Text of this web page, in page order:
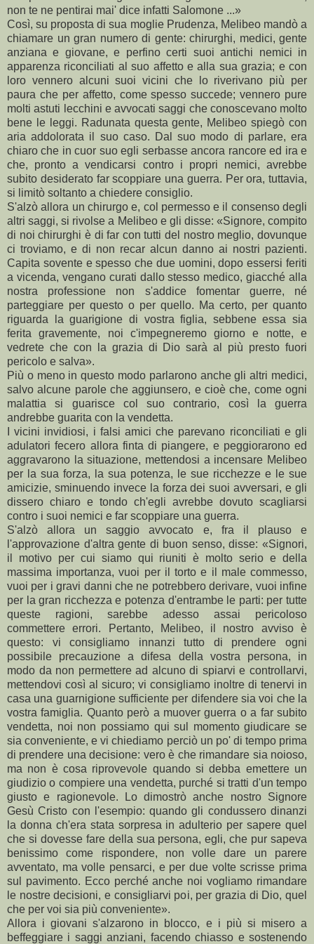
non te ne pentirai mai' dice infatti Salomone ...»
Così, su proposta di sua moglie Prudenza, Melibeo mandò a
chiamare un gran numero di gente: chirurghi, medici, gente
anziana e giovane, e perfino certi suoi antichi nemici in
apparenza riconciliati al suo affetto e alla sua grazia; e con
loro vennero alcuni suoi vicini che lo riverivano più per
paura che per affetto, come spesso succede; vennero pure
molti astuti lecchini e avvocati saggi che conoscevano molto
bene le leggi. Radunata questa gente, Melibeo spiegò con
aria addolorata il suo caso. Dal suo modo di parlare, era
chiaro che in cuor suo egli serbasse ancora rancore ed ira e
che, pronto a vendicarsi contro i propri nemici, avrebbe
subito desiderato far scoppiare una guerra. Per ora, tuttavia,
si limitò soltanto a chiedere consiglio.
S'alzò allora un chirurgo e, col permesso e il consenso degli
altri saggi, si rivolse a Melibeo e gli disse: «Signore, compito
di noi chirurghi è di far con tutti del nostro meglio, dovunque
ci troviamo, e di non recar alcun danno ai nostri pazienti.
Capita sovente e spesso che due uomini, dopo essersi feriti
a vicenda, vengano curati dallo stesso medico, giacché alla
nostra professione non s'addice fomentar guerre, né
parteggiare per questo o per quello. Ma certo, per quanto
riguarda la guarigione di vostra figlia, sebbene essa sia
ferita gravemente, noi c'impegneremo giorno e notte, e
vedrete che con la grazia di Dio sarà al più presto fuori
pericolo e salva».
Più o meno in questo modo parlarono anche gli altri medici,
salvo alcune parole che aggiunsero, e cioè che, come ogni
malattia si guarisce col suo contrario, così la guerra
andrebbe guarita con la vendetta.
I vicini invidiosi, i falsi amici che parevano riconciliati e gli
adulatori fecero allora finta di piangere, e peggiorarono ed
aggravarono la situazione, mettendosi a incensare Melibeo
per la sua forza, la sua potenza, le sue ricchezze e le sue
amicizie, sminuendo invece la forza dei suoi avversari, e gli
dissero chiaro e tondo ch'egli avrebbe dovuto scagliarsi
contro i suoi nemici e far scoppiare una guerra.
S'alzò allora un saggio avvocato e, fra il plauso e
l'approvazione d'altra gente di buon senso, disse: «Signori,
il motivo per cui siamo qui riuniti è molto serio e della
massima importanza, vuoi per il torto e il male commesso,
vuoi per i gravi danni che ne potrebbero derivare, vuoi infine
per la gran ricchezza e potenza d'entrambe le parti: per tutte
queste ragioni, sarebbe adesso assai pericoloso
commettere errori. Pertanto, Melibeo, il nostro avviso è
questo: vi consigliamo innanzi tutto di prendere ogni
possibile precauzione a difesa della vostra persona, in
modo da non permettere ad alcuno di spiarvi e controllarvi,
mettendovi così al sicuro; vi consigliamo inoltre di tenervi in
casa una guarnigione sufficiente per difendere sia voi che la
vostra famiglia. Quanto però a muover guerra o a far subito
vendetta, noi non possiamo qui sul momento giudicare se
sia conveniente, e vi chiediamo perciò un po' di tempo prima
di prendere una decisione: vero è che rimandare sia noioso,
ma non è cosa riprovevole quando si debba emettere un
giudizio o compiere una vendetta, purché si tratti d'un tempo
giusto e ragionevole. Lo dimostrò anche nostro Signore
Gesù Cristo con l'esempio: quando gli condussero dinanzi
la donna ch'era stata sorpresa in adulterio per sapere quel
che si dovesse fare della sua persona, egli, che pur sapeva
benissimo come rispondere, non volle dare un parere
avventato, ma volle pensarci, e per due volte scrisse prima
sul pavimento. Ecco perché anche noi vogliamo rimandare
le nostre decisioni, e consigliarvi poi, per grazia di Dio, quel
che per voi sia più conveniente».
Allora i giovani s'alzarono in blocco, e i più si misero a
beffeggiare i saggi anziani, facendo chiasso e sostenendo